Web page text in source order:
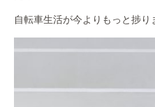
自転車生活が今よりもっと捗